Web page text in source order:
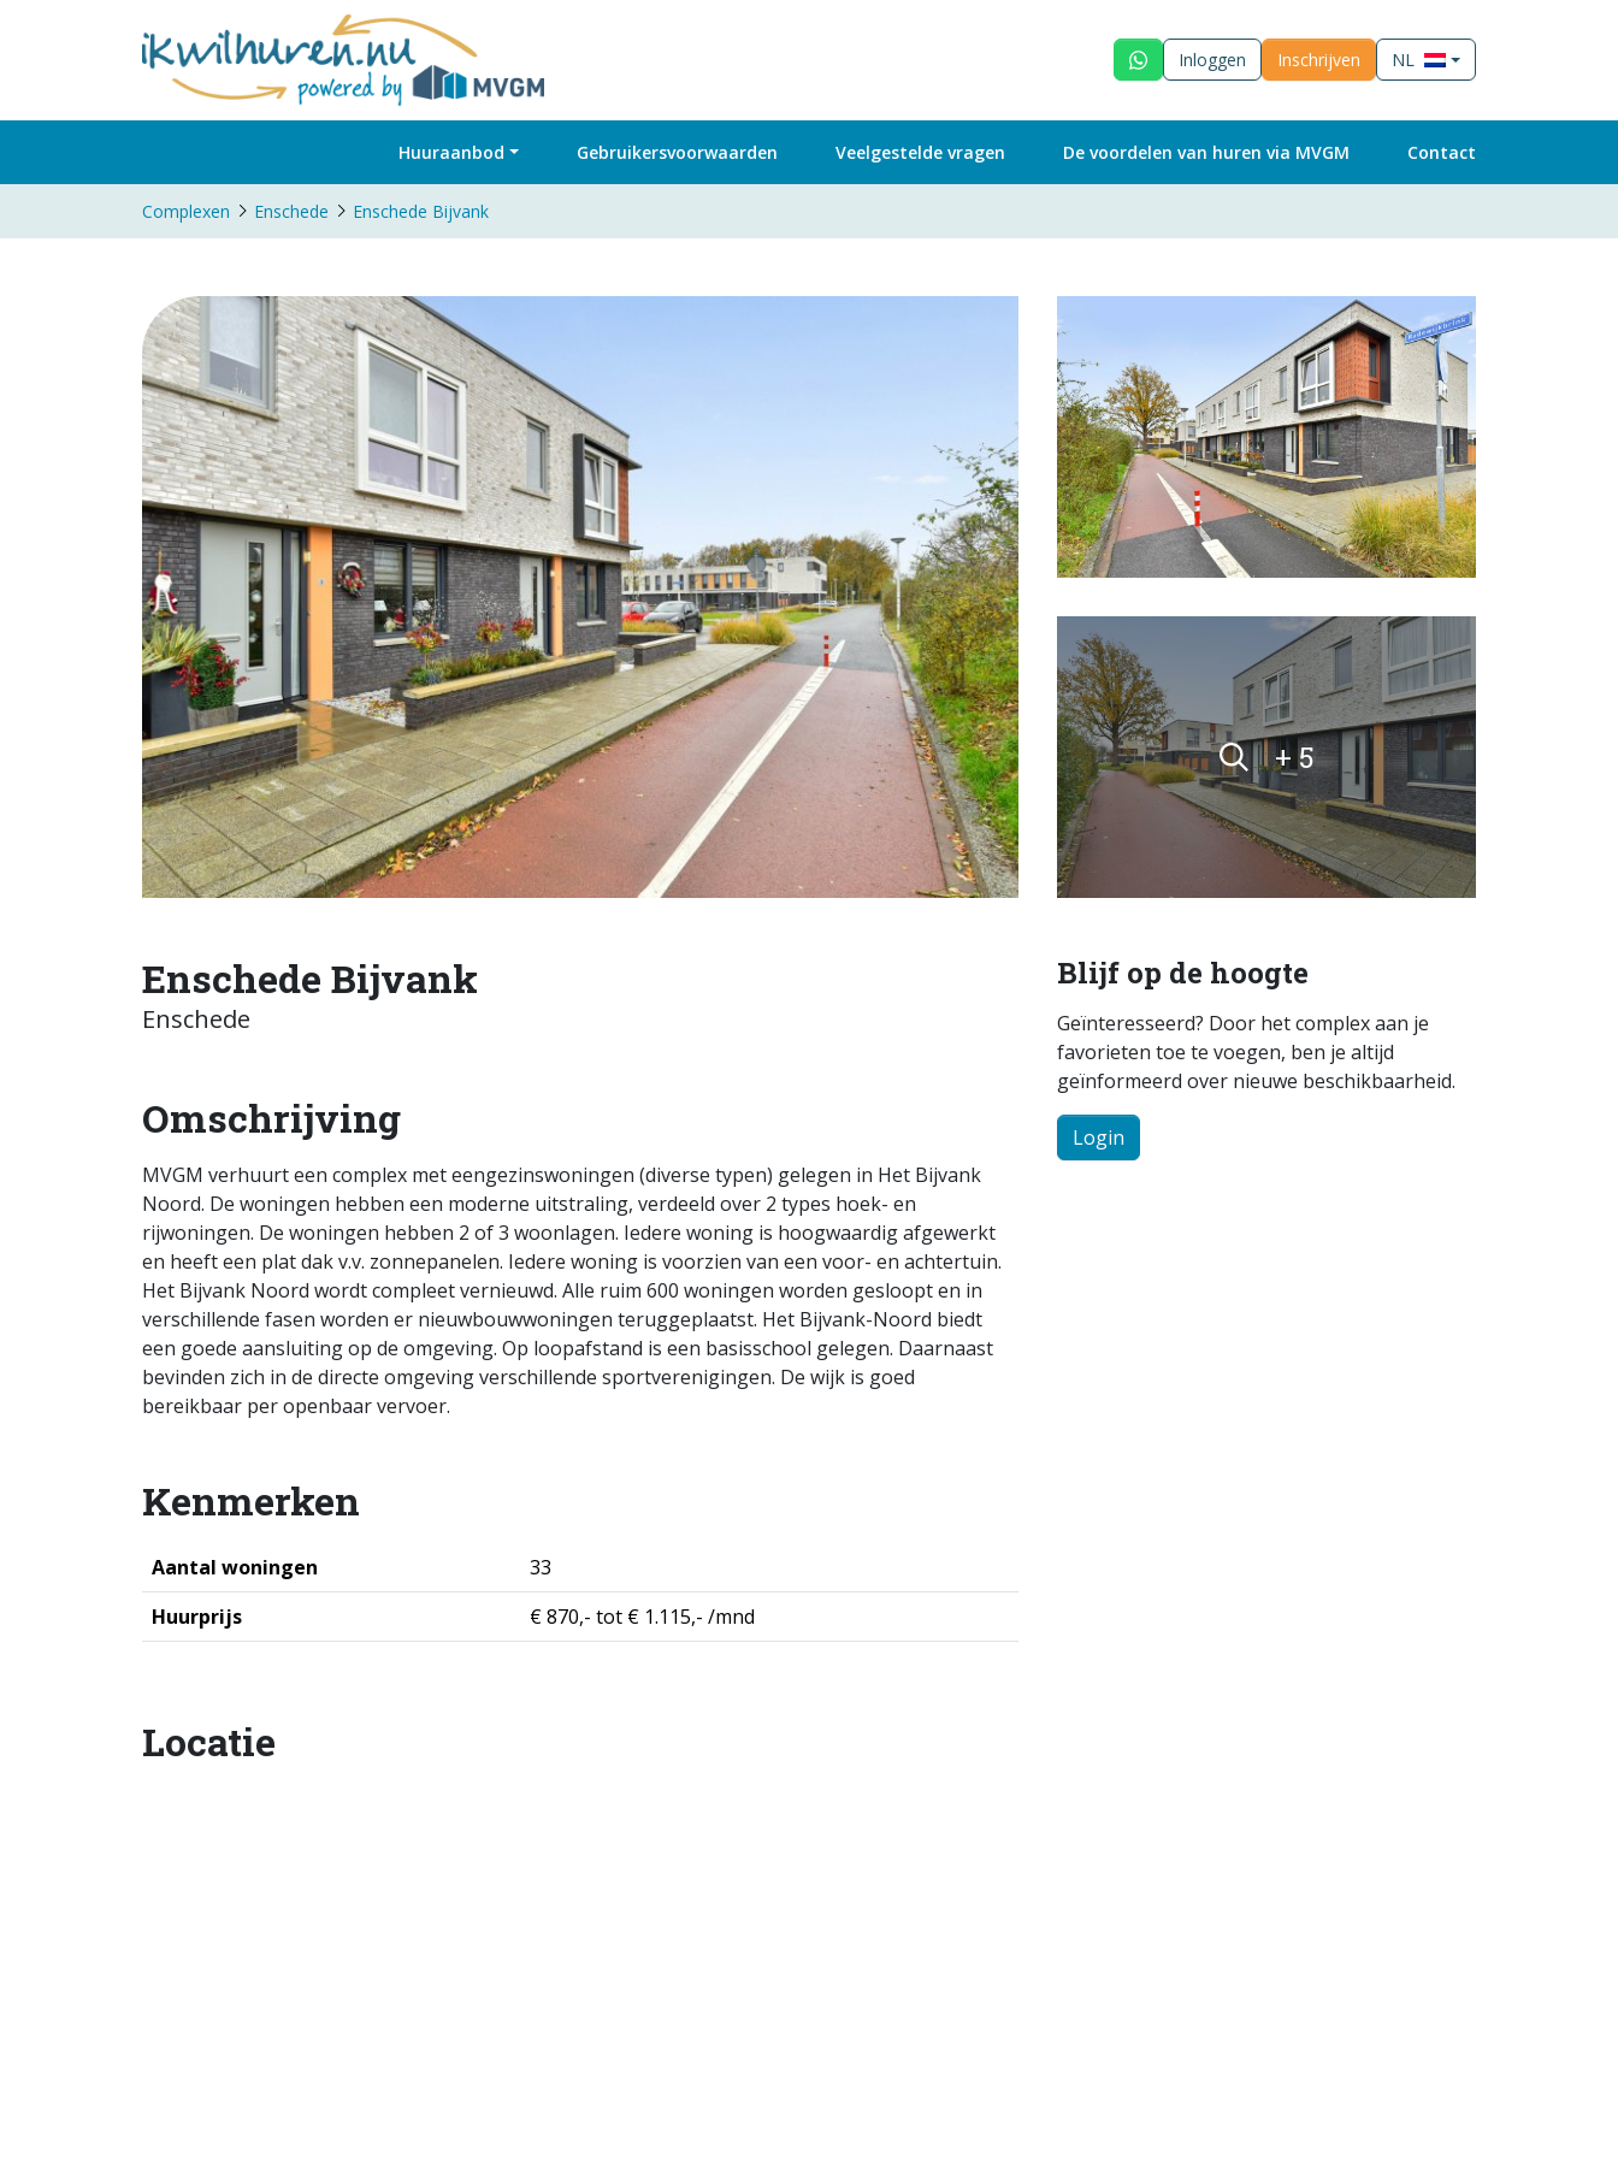
Inloggen Inschrijven NL
Huuraanbod Gebruikersvoorwaarden Veelgestelde vragen De voordelen van huren via MVGM Contact
Complexen Enschede Enschede Bijvank
+ 5
Blijf op de hoogte
Geïnteresseerd? Door het complex aan je
favorieten toe te voegen, ben je altijd
geïnformeerd over nieuwe beschikbaarheid.
Login
Enschede Bijvank
Enschede
Omschrijving
MVGM verhuurt een complex met eengezinswoningen (diverse typen) gelegen in Het Bijvank
Noord. De woningen hebben een moderne uitstraling, verdeeld over 2 types hoek- en
rijwoningen. De woningen hebben 2 of 3 woonlagen. Iedere woning is hoogwaardig afgewerkt
en heeft een plat dak v.v. zonnepanelen. Iedere woning is voorzien van een voor- en achtertuin.
Het Bijvank Noord wordt compleet vernieuwd. Alle ruim 600 woningen worden gesloopt en in
verschillende fasen worden er nieuwbouwwoningen teruggeplaatst. Het Bijvank-Noord biedt
een goede aansluiting op de omgeving. Op loopafstand is een basisschool gelegen. Daarnaast
bevinden zich in de directe omgeving verschillende sportverenigingen. De wijk is goed
bereikbaar per openbaar vervoer.
Kenmerken
Aantal woningen
33
Huurprijs
€ 870,- tot € 1.115,- /mnd
Locatie